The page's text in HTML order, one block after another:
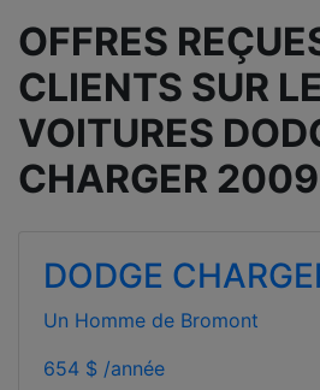
OFFRES
CLIENTS SUR
VOITURES
CHARGER 2009
DODGE
Un Homme de Bromont
654 $ /année